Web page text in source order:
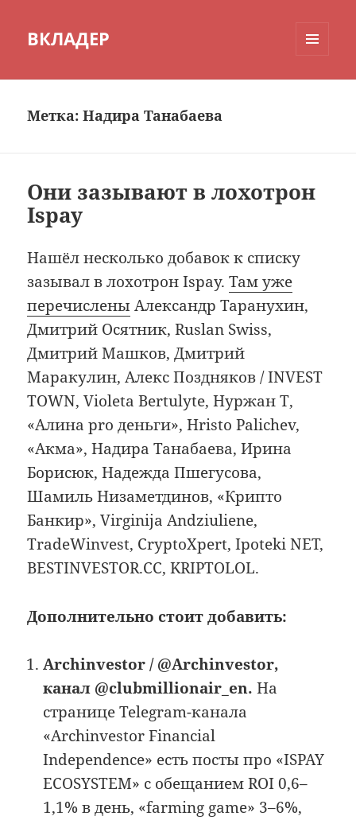
ВКЛАДЕР
Метка:Надира Танабаева
Они зазывают в лохотрон
Ispay
Нашёл несколько добавок к списку
зазывал в лохотрон Ispay.Там уже
перечислены Александр Таранухин,
Дмитрий Осятник, Ruslan Swiss,
Дмитрий Машков, Дмитрий
Маракулин, Алекс Поздняков / INVEST
TOWN, Violeta Bertulyte, Нуржан Т,
«Алина pro деньги», Hristo Palichev,
«Акма», Надира Танабаева, Ирина
Борисюк, Надежда Пшегусова,
Шамиль Низаметдинов, «Крипто
Банкир», Virginija Andziuliene,
TradeWinvest, CryptoXpert, Ipoteki NET,
BESTINVESTOR.CC, KRIPTOLOL.
Дополнительно стоит добавить:
Archinvestor / @Archinvestor,
канал @clubmillionair_en. На
странице Telegram-канала
«Archinvestor Financial
Independence» есть посты про «ISPAY
ECOSYSTEM» с обещанием ROI 0,6–
1,1% в день, «farming game» 3–6%,